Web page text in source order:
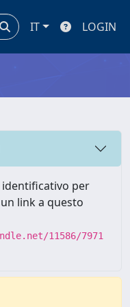
IT LOGIN
per
link a questo
11586/7971